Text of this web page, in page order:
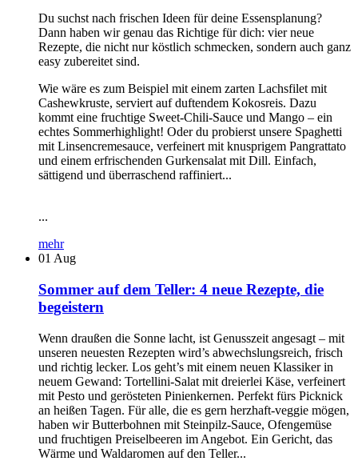
Du suchst nach frischen Ideen für deine Essensplanung?
Dann haben wir genau das Richtige für dich: vier neue
Rezepte, die nicht nur köstlich schmecken, sondern auch ganz
easy zubereitet sind.
Wie wäre es zum Beispiel mit einem zarten Lachsfilet mit
Cashewkruste, serviert auf duftendem Kokosreis. Dazu
kommt eine fruchtige Sweet-Chili-Sauce und Mango – ein
echtes Sommerhighlight! Oder du probierst unsere Spaghetti
mit Linsencremesauce, verfeinert mit knusprigem Pangrattato
und einem erfrischenden Gurkensalat mit Dill. Einfach,
sättigend und überraschend raffiniert...
...
mehr
01 Aug
Sommer auf dem Teller: 4 neue Rezepte, die
begeistern
Wenn draußen die Sonne lacht, ist Genusszeit angesagt – mit
unseren neuesten Rezepten wird’s abwechslungsreich, frisch
und richtig lecker. Los geht’s mit einem neuen Klassiker in
neuem Gewand: Tortellini-Salat mit dreierlei Käse, verfeinert
mit Pesto und gerösteten Pinienkernen. Perfekt fürs Picknick
an heißen Tagen. Für alle, die es gern herzhaft-veggie mögen,
haben wir Butterbohnen mit Steinpilz-Sauce, Ofengemüse
und fruchtigen Preiselbeeren im Angebot. Ein Gericht, das
Wärme und Waldaromen auf den Teller...